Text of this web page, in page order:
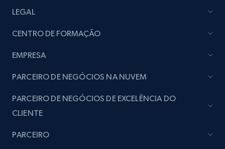
Lazada - Products - Discover products by
keyword
price, Currency, Stock, and more.
LEGAL
CENTRO DE FORMAÇÃO
EMPRESA
PARCEIRO DE NEGÓCIOS NA NUVEM
PARCEIRO DE NEGÓCIOS DE EXCELÊNCIA DO
CLIENTE
PARCEIRO